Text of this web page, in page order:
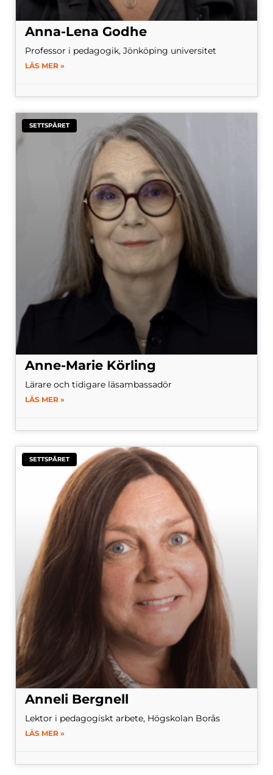
Anna-Lena Godhe
Professor i pedagogik, Jönköping universitet
LÄS MER »
SETTSPÅRET
Anne-Marie Körling
Lärare och tidigare läsambassadör
LÄS MER »
SETTSPÅRET
Anneli Bergnell
Lektor i pedagogiskt arbete, Högskolan Borås
LÄS MER »